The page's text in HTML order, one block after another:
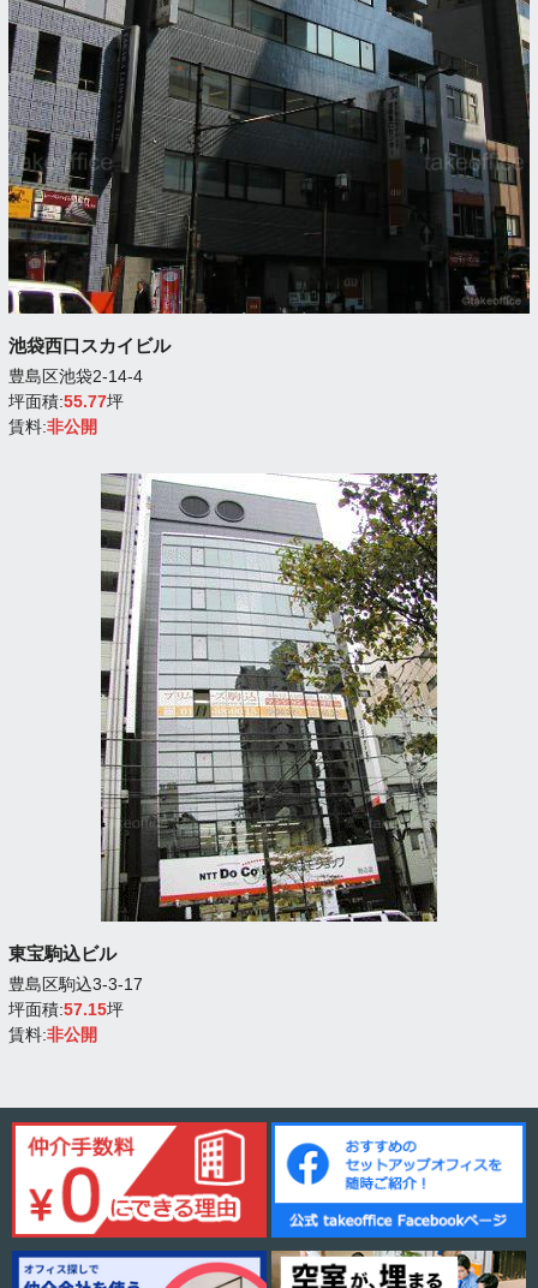
池袋西口スカイビル
豊島区池袋2-14-4
坪面積:55.77坪
賃料:非公開
東宝駒込ビル
豊島区駒込3-3-17
坪面積:57.15坪
賃料:非公開